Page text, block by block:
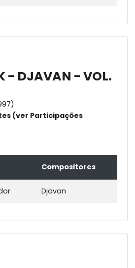
- DJAVAN - VOL.
(ver Participações
Compositores
Djavan